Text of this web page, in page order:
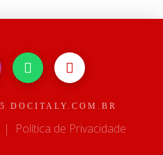
DOCITALY.COM.BR
| Política de Privacidade